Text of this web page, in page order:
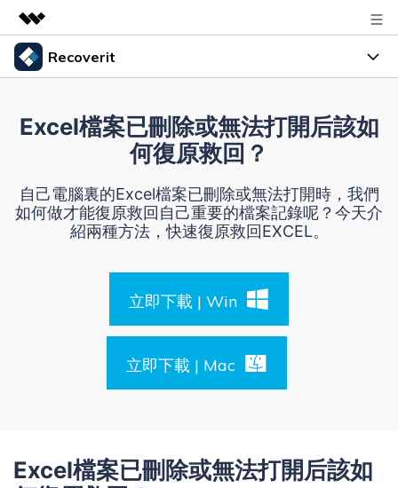
精選產品
實用工具
商務
新聞中心
Recoverit
資料備份
資源
登入
Excel檔案已刪除或無法打開后該如
何復原救回？
自己電腦裏的Excel檔案已刪除或無法打開時，我們
如何做才能復原救回自己重要的檔案記錄呢？今天介
紹兩種方法，快速復原救回EXCEL。
立即下載 | Win
立即下載 | Mac
Excel檔案已刪除或無法打開后該如